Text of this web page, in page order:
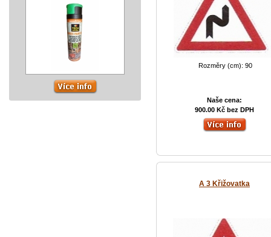
Rozměry (cm): 90
Naše cena:
900.00 Kč bez DPH
A 3 Křižovatka